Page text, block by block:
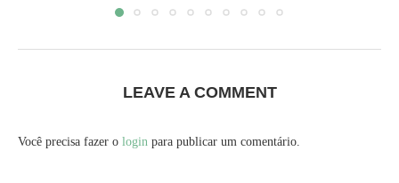
LEAVE A COMMENT
Você precisa fazer o login para publicar um comentário.